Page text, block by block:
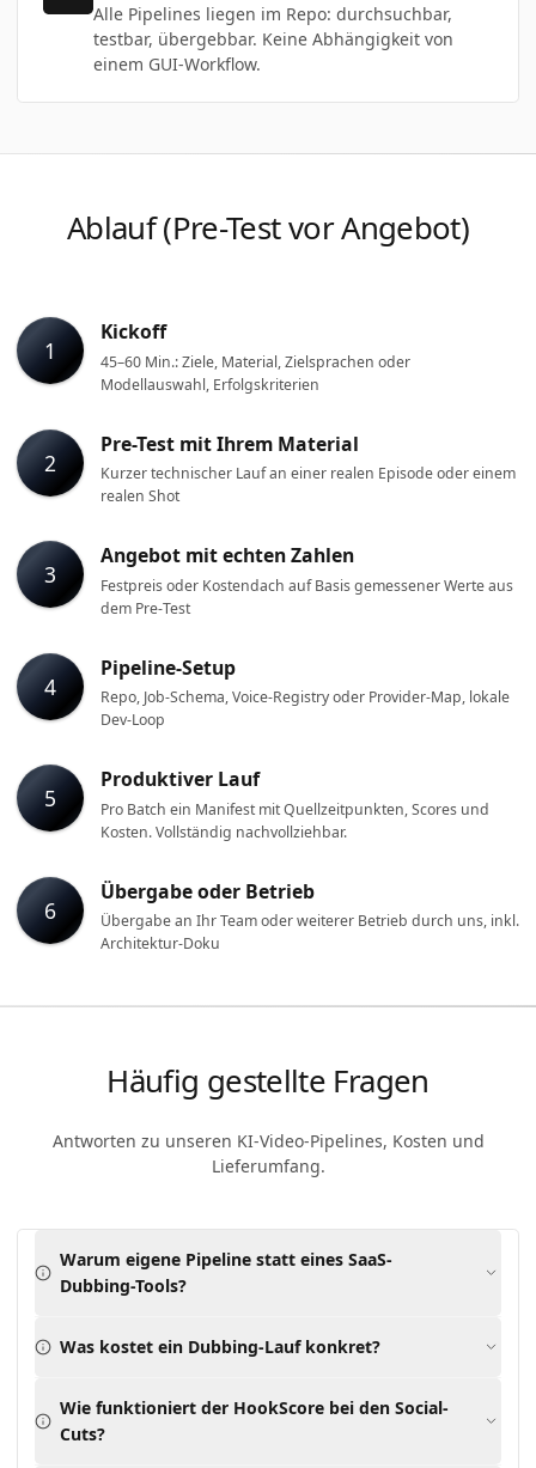
Alle Pipelines liegen im Repo: durchsuchbar,
testbar, übergebbar. Keine Abhängigkeit von
einem GUI-Workflow.
Ablauf (Pre-Test vor Angebot)
1
Kickoff
45–60 Min.: Ziele, Material, Zielsprachen oder
Modellauswahl, Erfolgskriterien
2
Pre-Test mit Ihrem Material
Kurzer technischer Lauf an einer realen Episode oder einem
realen Shot
3
Angebot mit echten Zahlen
Festpreis oder Kostendach auf Basis gemessener Werte aus
dem Pre-Test
4
Pipeline-Setup
Repo, Job-Schema, Voice-Registry oder Provider-Map, lokale
Dev-Loop
5
Produktiver Lauf
Pro Batch ein Manifest mit Quellzeitpunkten, Scores und
Kosten. Vollständig nachvollziehbar.
6
Übergabe oder Betrieb
Übergabe an Ihr Team oder weiterer Betrieb durch uns, inkl.
Architektur-Doku
Häufig gestellte Fragen
Antworten zu unseren KI-Video-Pipelines, Kosten und
Lieferumfang.
Warum eigene Pipeline statt eines SaaS-
Dubbing-Tools?
gängige Dubbing-Plattformen nicht oder nur eingeschränkt
spätere Plattformen integrieren. SaaS bieten wir bei Bedarf
als Premium-Variante zum Vergleich an.
Was kostet ein Dubbing-Lauf konkret?
5-Min-Episode bei drei Zielsprachen über die eigene Pipeline,
bei einer Wall-Clock von rund 9 Min pro Episode × 3
Wie funktioniert der HookScore bei den Social-
Cuts?